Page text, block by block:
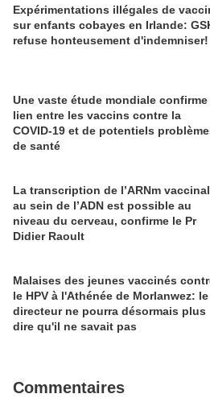
Expérimentations illégales de
sur enfants cobayes en Irlande:
refuse honteusement d'indemniser!
Une vaste étude mondiale confirme
lien entre les vaccins contre la
COVID-19 et de potentiels
de santé
La transcription de l’ARNm vaccinal
au sein de l’ADN est possible au
niveau du cerveau, confirme le Pr
Didier Raoult
Malaises des jeunes vaccinés
le HPV à l'Athénée de Morlanwez: le
directeur ne pourra désormais plus
dire qu'il ne savait pas
Commentaires